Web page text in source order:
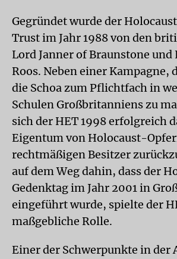
Gegründet wurde der
Trust im Jahr 1988 von den
Lord Janner of Braunstone
Roos. Neben einer Kampagne,
die Schoa zum Pflichtfach in
Schulen Großbritanniens zu
sich der HET 1998 erfolgreich
Eigentum von Holocaust-
rechtmäßigen Besitzer
auf dem Weg dahin, dass der
Gedenktag im Jahr 2001 in
eingeführt wurde, spielte der
maßgebliche Rolle.
Einer der Schwerpunkte in der